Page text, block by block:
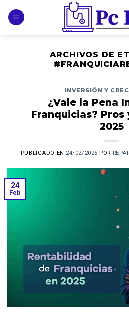
ARCHIVOS DE
INVERSIÓN Y
¿Vale la Pena
Franquicias? Pros
2025
PUBLICADO EN 24/02/2025 POR
24
Feb